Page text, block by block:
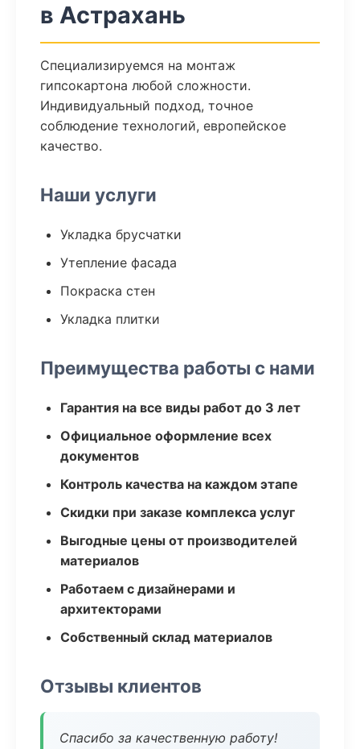
в Астрахань
Специализируемся на монтаж
гипсокартона любой сложности.
Индивидуальный подход, точное
соблюдение технологий, европейское
качество.
Наши услуги
Укладка брусчатки
Утепление фасада
Покраска стен
Укладка плитки
Преимущества работы с нами
Гарантия на все виды работ до 3 лет
Официальное оформление всех
документов
Контроль качества на каждом этапе
Скидки при заказе комплекса услуг
Выгодные цены от производителей
материалов
Работаем с дизайнерами и
архитекторами
Собственный склад материалов
Отзывы клиентов
Спасибо за качественную работу!